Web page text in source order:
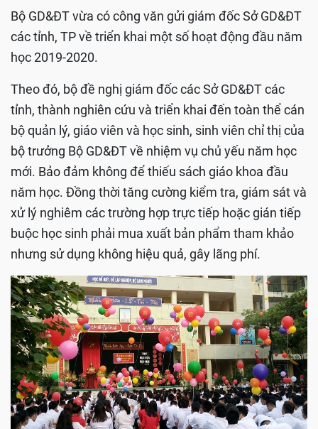
Bộ GD&ĐT vừa có công văn gửi giám đốc Sở GD&ĐT
các tỉnh, TP về triển khai một số hoạt động đầu năm
học 2019-2020.
Theo đó, bộ đề nghị giám đốc các Sở GD&ĐT các
tỉnh, thành nghiên cứu và triển khai đến toàn thể cán
bộ quản lý, giáo viên và học sinh, sinh viên chỉ thị của
bộ trưởng Bộ GD&ĐT về nhiệm vụ chủ yếu năm học
mới. Bảo đảm không để thiếu sách giáo khoa đầu
năm học. Đồng thời tăng cường kiểm tra, giám sát và
xử lý nghiêm các trường hợp trực tiếp hoặc gián tiếp
buộc học sinh phải mua xuất bản phẩm tham khảo
nhưng sử dụng không hiệu quả, gây lãng phí.